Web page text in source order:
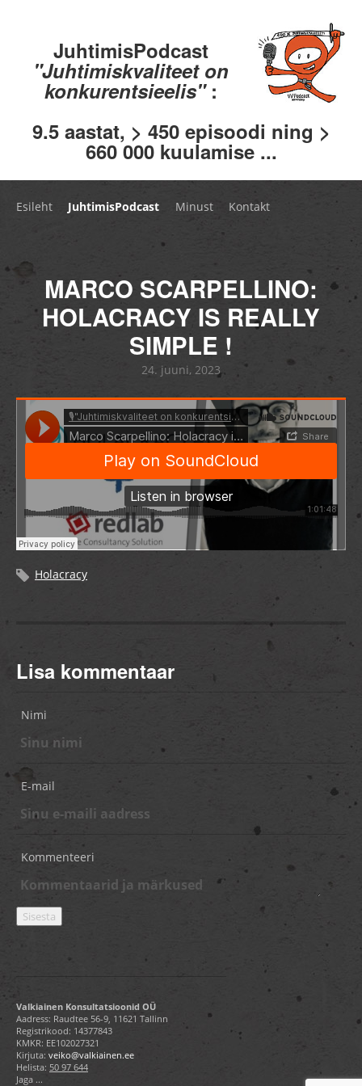
JuhtimisPodcast
"Juhtimiskvaliteet on
konkurentsieelis" :
9.5 aastat, > 450 episoodi ning >
660 000 kuulamise ...
Esileht JuhtimisPodcast Minust Kontakt
MARCO SCARPELLINO:
HOLACRACY IS REALLY
SIMPLE !
24. juuni, 2023
Holacracy
Lisa kommentaar
Nimi
E-mail
Kommenteeri
Valkiainen Konsultatsioonid OÜ
Aadress: Raudtee 56-9, 11621 Tallinn
Registrikood: 14377843
KMKR: EE102027321
Kirjuta: veiko@valkiainen.ee
Helista: 50 97 644
Jaga ...